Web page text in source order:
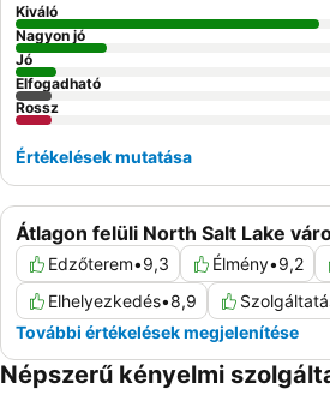
Átlagon felüli North Salt Lake
Edzőterem•9,3 Élmény•9,2
Elhelyezkedés•8,9
További értékelések megjelenítése
Kiváló
Nagyon jó
Jó
Elfogadható
Rossz
Értékelések mutatása
Népszerű kényelmi